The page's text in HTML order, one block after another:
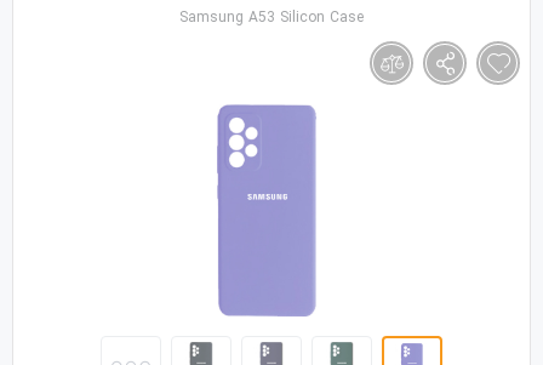
Samsung A53 Silicon Case